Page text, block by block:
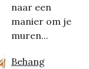
naar een
manier om je
muren...
Behang